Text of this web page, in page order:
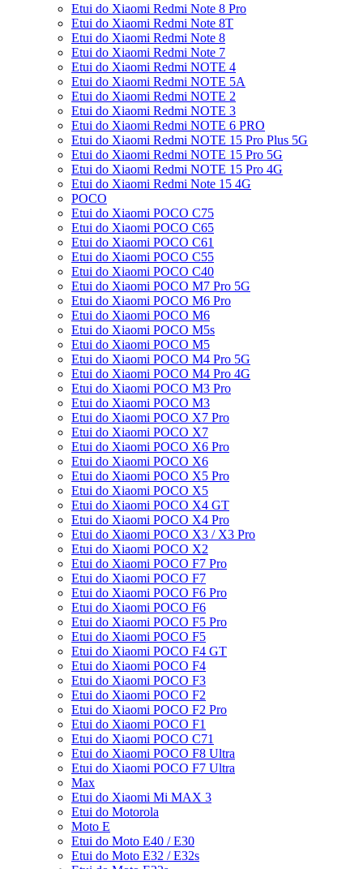
Etui do Xiaomi Redmi Note 8 Pro
Etui do Xiaomi Redmi Note 8T
Etui do Xiaomi Redmi Note 8
Etui do Xiaomi Redmi Note 7
Etui do Xiaomi Redmi NOTE 4
Etui do Xiaomi Redmi NOTE 5A
Etui do Xiaomi Redmi NOTE 2
Etui do Xiaomi Redmi NOTE 3
Etui do Xiaomi Redmi NOTE 6 PRO
Etui do Xiaomi Redmi NOTE 15 Pro Plus 5G
Etui do Xiaomi Redmi NOTE 15 Pro 5G
Etui do Xiaomi Redmi NOTE 15 Pro 4G
Etui do Xiaomi Redmi Note 15 4G
POCO
Etui do Xiaomi POCO C75
Etui do Xiaomi POCO C65
Etui do Xiaomi POCO C61
Etui do Xiaomi POCO C55
Etui do Xiaomi POCO C40
Etui do Xiaomi POCO M7 Pro 5G
Etui do Xiaomi POCO M6 Pro
Etui do Xiaomi POCO M6
Etui do Xiaomi POCO M5s
Etui do Xiaomi POCO M5
Etui do Xiaomi POCO M4 Pro 5G
Etui do Xiaomi POCO M4 Pro 4G
Etui do Xiaomi POCO M3 Pro
Etui do Xiaomi POCO M3
Etui do Xiaomi POCO X7 Pro
Etui do Xiaomi POCO X7
Etui do Xiaomi POCO X6 Pro
Etui do Xiaomi POCO X6
Etui do Xiaomi POCO X5 Pro
Etui do Xiaomi POCO X5
Etui do Xiaomi POCO X4 GT
Etui do Xiaomi POCO X4 Pro
Etui do Xiaomi POCO X3 / X3 Pro
Etui do Xiaomi POCO X2
Etui do Xiaomi POCO F7 Pro
Etui do Xiaomi POCO F7
Etui do Xiaomi POCO F6 Pro
Etui do Xiaomi POCO F6
Etui do Xiaomi POCO F5 Pro
Etui do Xiaomi POCO F5
Etui do Xiaomi POCO F4 GT
Etui do Xiaomi POCO F4
Etui do Xiaomi POCO F3
Etui do Xiaomi POCO F2
Etui do Xiaomi POCO F2 Pro
Etui do Xiaomi POCO F1
Etui do Xiaomi POCO C71
Etui do Xiaomi POCO F8 Ultra
Etui do Xiaomi POCO F7 Ultra
Max
Etui do Xiaomi Mi MAX 3
Etui do Motorola
Moto E
Etui do Moto E40 / E30
Etui do Moto E32 / E32s